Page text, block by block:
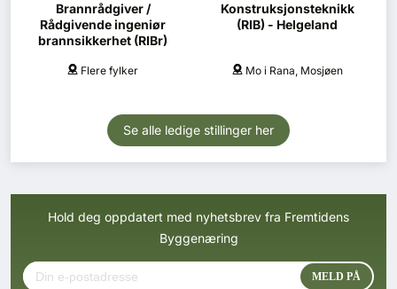
Brannrådgiver /
Rådgivende ingeniør
brannsikkerhet (RIBr)
Flere fylker
Konstruksjonsteknikk
(RIB) - Helgeland
Mo i Rana, Mosjøen
Se alle ledige stillinger her
Hold deg oppdatert med nyhetsbrev fra Fremtidens
Byggenæring